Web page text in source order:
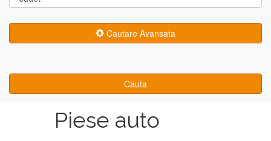
Cautare Avansata
Cauta
Piese auto